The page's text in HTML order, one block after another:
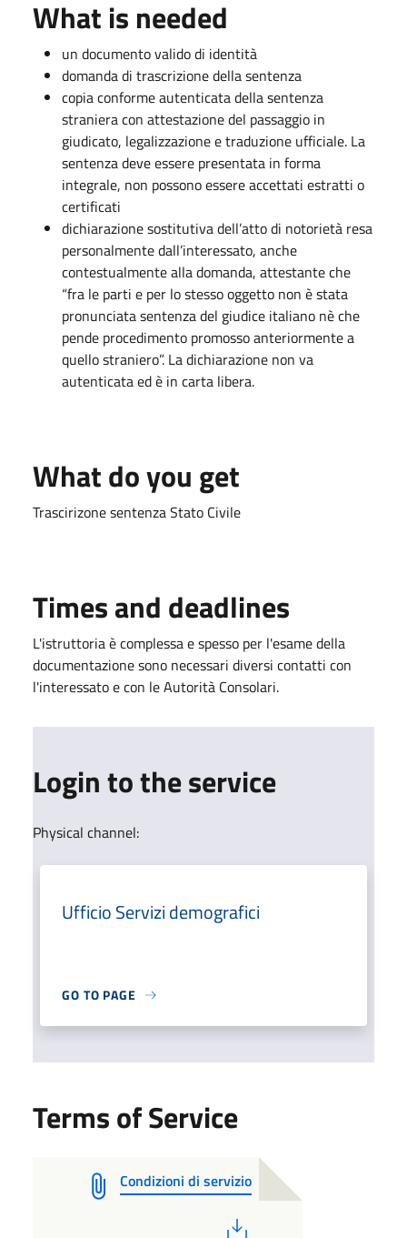
What is needed
un documento valido di identità
domanda di trascrizione della sentenza
copia conforme autenticata della sentenza
straniera con attestazione del passaggio in
giudicato, legalizzazione e traduzione ufficiale. La
sentenza deve essere presentata in forma
integrale, non possono essere accettati estratti o
certificati
dichiarazione sostitutiva dell’atto di notorietà resa
personalmente dall’interessato, anche
contestualmente alla domanda, attestante che
“fra le parti e per lo stesso oggetto non è stata
pronunciata sentenza del giudice italiano nè che
pende procedimento promosso anteriormente a
quello straniero”. La dichiarazione non va
autenticata ed è in carta libera.
What do you get
Trascirizone sentenza Stato Civile
Times and deadlines
L'istruttoria è complessa e spesso per l'esame della
documentazione sono necessari diversi contatti con
l'interessato e con le Autorità Consolari.
Login to the service
Physical channel:
Ufficio Servizi demografici
GO TO PAGE
Terms of Service
Condizioni di servizio